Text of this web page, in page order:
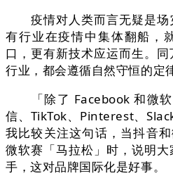
疫情对人类而言无疑是场
有行业在疫情中集体翻船，
口，更有新技术应运而生。
行业，都会遵循自然守恒的定
「除了 Facebook 和微软
信、TikTok、Pinterest、
我比较关注这句话，当抖音
微软赛「马拉松」时，说明
手，这对品牌国际化是好事。